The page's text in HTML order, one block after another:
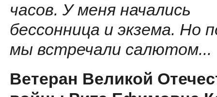
часов. У меня начались
бессонница и экзема. Но
мы встречали салютом...
Ветеран Великой